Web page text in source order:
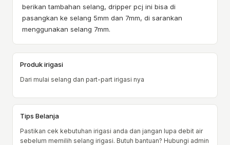
berikan tambahan selang, dripper pcj ini bisa di
pasangkan ke selang 5mm dan 7mm, di sarankan
menggunakan selang 7mm.
Produk irigasi
Dari mulai selang dan part-part irigasi nya
Tips Belanja
Pastikan cek kebutuhan irigasi anda dan jangan lupa debit air
sebelum memilih selang irigasi. Butuh bantuan? Hubungi admin